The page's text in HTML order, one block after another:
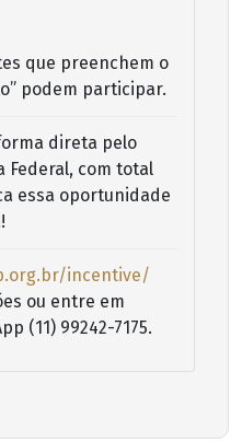
que preenchem o
podem participar.
direta pelo
Federal, com total
essa oportunidade
incentive/
ou entre em
(11) 99242-7175.